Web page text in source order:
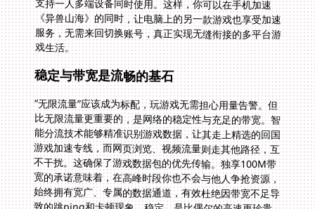
戏生活。
稳定与带宽是流畅的基石
“无限流量”应该成为标配，玩游戏无需担心用量告警。但
比无限流量更重要的，是网络的稳定性与充足的带宽。智
能分流技术能够精准识别游戏数据，让其走上精选的回国
游戏加速专线，而网页浏览、视频流量则走其他路径，互
不干扰。这确保了游戏数据包的优先传输。独享100M带
宽的承诺意味着，在高峰时段你也不会与他人争抢资源，
始终拥有宽广、专属的数据通道，有效杜绝因带宽不足导
致的跳ping和卡顿现象。稳定，是比偶尔的高速更珍贵